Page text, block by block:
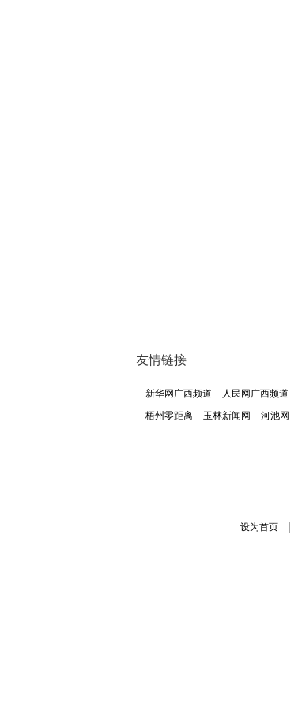
友情链接
新华网广西频道 人民网广西频道
梧州零距离
玉林新闻网 河池网
设为首页 |